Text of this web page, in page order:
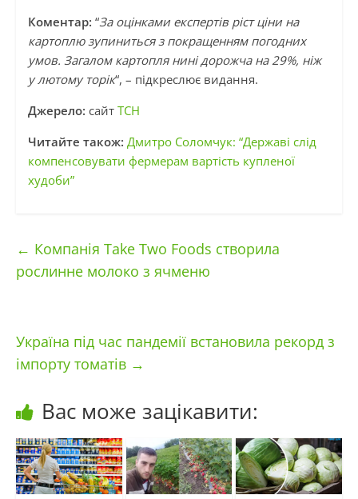
Коментар: “За оцінками експертів ріст ціни на
картоплю зупиниться з покращенням погодних
умов. Загалом картопля нині дорожча на 29%, ніж
у лютому торік“, – підкреслює видання.
Джерело: сайт ТСН
Читайте також: Дмитро Соломчук: “Державі слід
компенсовувати фермерам вартість купленої
худоби”
← Компанія Take Two Foods створила
рослинне молоко з ячменю
Україна під час пандемії встановила рекорд з
імпорту томатів →
Вас може зацікавити: